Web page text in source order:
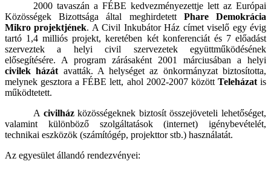
2000 tavaszán a FÉBE kedvezményezettje lett az Európai
Közösségek Bizottsága által meghirdetett Phare Demokrácia
Mikro projektjének. A Civil Inkubátor Ház címet viselő egy évig
tartó 1,4 milliós projekt, keretében két konferenciát és 7 előadást
szerveztek a helyi civil szervezetek együttműködésének
elősegítésére. A program zárásaként 2001 márciusában a helyi
civilek házát avatták. A helységet az önkormányzat biztosította,
melynek gesztora a FÉBE lett, ahol 2002-2007 között Teleházatis
működtetett.
A civilházközösségeknek biztosít összejöveteli lehetőséget,
valamint különböző szolgáltatások (internet) igénybevételét,
technikai eszközök (számítógép, projekttor stb.) használatát.
Az egyesület állandó rendezvényei: